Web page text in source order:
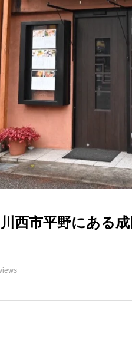
西市平野にある